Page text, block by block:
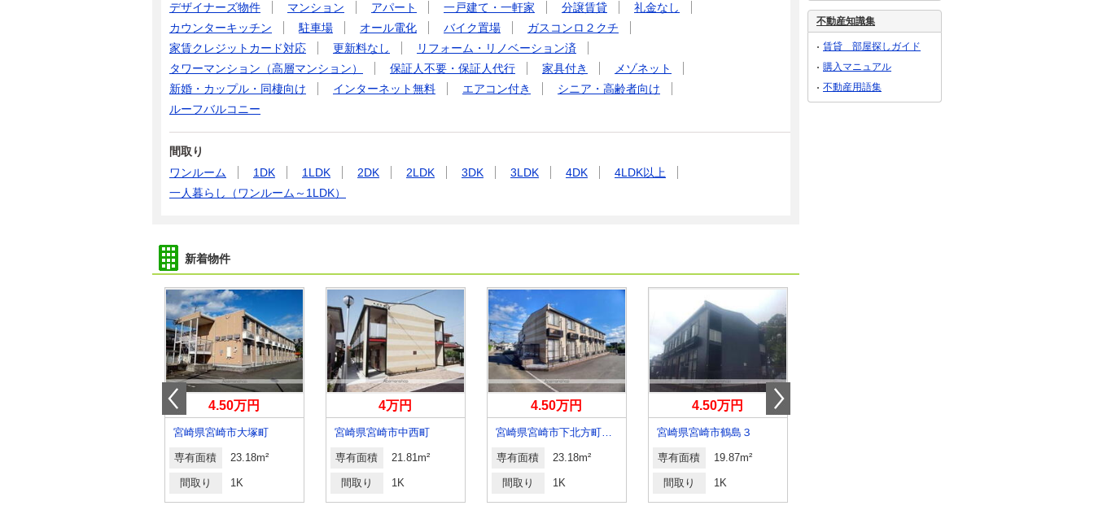
デザイナーズ物件
マンション アパート 一戸建て・一軒家 分譲賃貸
礼金なし
カウンターキッチン
駐車場 オール電化 バイク置場
ガスコンロ２クチ
家賃クレジットカード対応
更新料なし
リフォーム・リノベーション済
タワーマンション（高層マンション）
保証人不要・保証人代行 家具付き
メゾネット
新婚・カップル・同棲向け
インターネット無料 エアコン付き
シニア・高齢者向け
ルーフバルコニー
間取り
ワンルーム
1DK 1LDK 2DK 2LDK 3DK 3LDK 4DK
4LDK以上
一人暮らし（ワンルーム～1LDK）
新着物件
4.50万円
宮崎県宮崎市大塚町
専有面積 23.18m²
間取り 1K
4万円
宮崎県宮崎市中西町
専有面積 21.81m²
間取り 1K
4.50万円
宮崎県宮崎市下北方町塚原
専有面積 23.18m²
間取り 1K
4.50万円
宮崎県宮崎市鶴島３
専有面積 19.87m²
間取り 1K
不動産知識集
賃貸 部屋探しガイド
購入マニュアル
不動産用語集